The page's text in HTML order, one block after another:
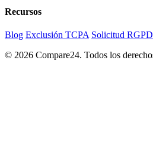
Recursos
Blog Exclusión TCPA Solicitud RGPD
© 2026 Compare24. Todos los